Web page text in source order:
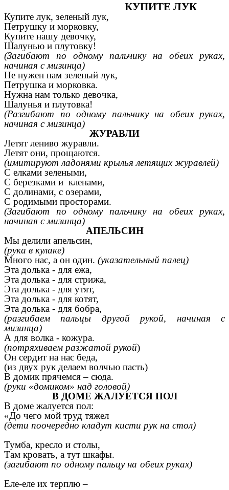
КУПИТЕ ЛУК
Купите лук, зеленый лук,
Петрушку и морковку,
Купите нашу девочку,
Шалунью и плутовку!
(Загибают по одному пальчику на обеих руках,
начиная с мизинца)
Не нужен нам зеленый лук,
Петрушка и морковка.
Нужна нам только девочка,
Шалунья и плутовка!
(Разгибают по одному пальчику на обеих руках,
начиная с мизинца)
ЖУРАВЛИ
Летят лениво журавли.
Летят они, прощаются.
(имитируют ладонями крылья летящих журавлей)
С елками зелеными,
С березками и кленами,
С долинами, с озерами,
С родимыми просторами.
(Загибают по одному пальчику на обеих руках,
начиная с мизинца)
АПЕЛЬСИН
Мы делили апельсин,
(рука в кулаке)
Много нас, а он один. (указательный палец)
Эта долька - для ежа,
Эта долька - для стрижа,
Эта долька - для утят,
Эта долька - для котят,
Эта долька - для бобра,
(разгибаем пальцы другой рукой, начиная с
мизинца)
А для волка - кожура.
(потряхиваем разжатой рукой)
Он сердит на нас беда,
(из двух рук делаем волчью пасть)
В домик прячемся – сюда.
(руки «домиком» над головой)
В ДОМЕ ЖАЛУЕТСЯ ПОЛ
В доме жалуется пол:
«До чего мой труд тяжел
(дети поочередно кладут кисти рук на стол)
Тумба, кресло и столы,
Там кровать, а тут шкафы.
(загибают по одному пальцу на обеих руках)
Еле-еле их терплю –